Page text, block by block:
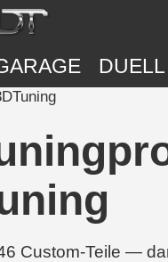
DUELL
Custom-Teile —